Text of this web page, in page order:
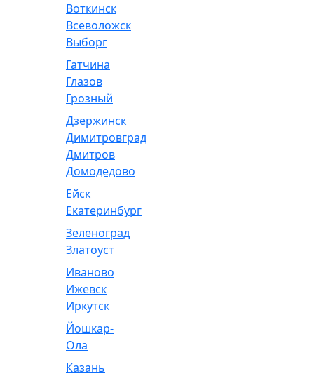
Воткинск
Всеволожск
Выборг
Гатчина
Глазов
Грозный
Дзержинск
Димитровград
Дмитров
Домодедово
Ейск
Екатеринбург
Зеленоград
Златоуст
Иваново
Ижевск
Иркутск
Йошкар-
Ола
Казань